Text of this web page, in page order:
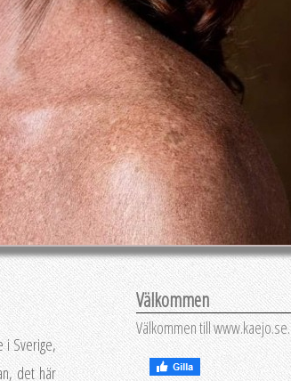
i Sverige,
det här
Välkommen
Välkommen till www.kaejo.se.